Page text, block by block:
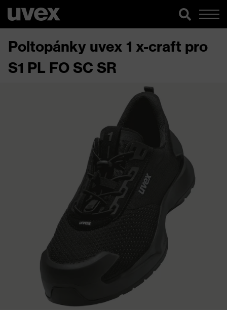
Poltopánky uvex 1 x-craft pro
S1 PL FO SC SR